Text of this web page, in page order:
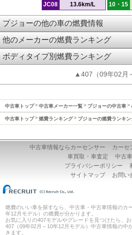
JC08 13.6km/L 10・15
プジョーの他の車の燃費情報
他のメーカーの燃費ランキング
ボディタイプ別燃費ランキング
▲407（09年02月
中古車トップ 中古車メーカー一覧 プジョーの中古車
中古車トップ 燃費ランキング プジョーの燃費ランキン
中古車情報ならカーセンサー
カーセ
車買取・車査定
中古
プライバシーポリシー
サイトマップ
お問い
燃費のいい車を探すなら、中古車・中古車情報のカ
年12月モデル）の燃費が分かります。
お気に入りの407モデルやグレードを見つけたら、
407（09年02月～10年12月モデル）中古車情報の中
きます。